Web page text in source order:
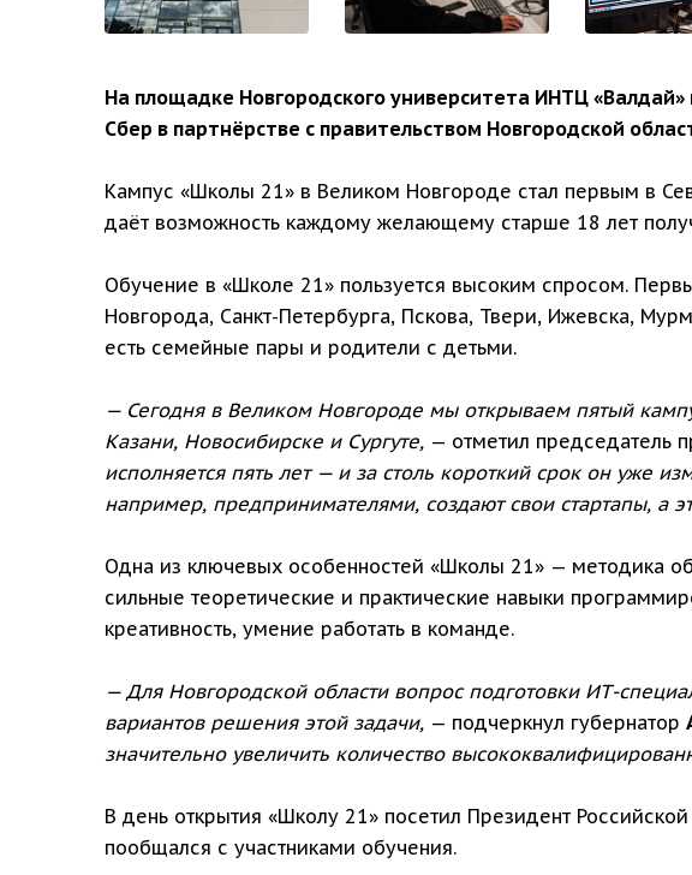
На площадке Новгородского университета ИНТЦ
Сбер в партнёрстве с правительством Новгородской
Кампус «Школы 21» в Великом Новгороде стал первым в
даёт возможность каждому желающему старше 18 лет
Обучение в «Школе 21» пользуется высоким спросом.
Новгорода, Санкт-Петербурга, Пскова, Твери, Ижевска,
есть семейные пары и родители с детьми.
— Сегодня в Великом Новгороде мы открываем пятый
Казани, Новосибирске и Сургуте, — отметил председатель
исполняется пять лет — и за столь короткий срок он уже
например, предпринимателями, создают свои стартапы, а
Одна из ключевых особенностей «Школы 21» — методика
сильные теоретические и практические навыки
креативность, умение работать в команде.
— Для Новгородской области вопрос подготовки ИТ-
вариантов решения этой задачи, — подчеркнул губернатор
значительно увеличить количество
В день открытия «Школу 21» посетил Президент
пообщался с участниками обучения.